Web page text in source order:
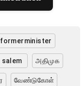
formerminister
salem அதிமுக
வேண்டுகோள்